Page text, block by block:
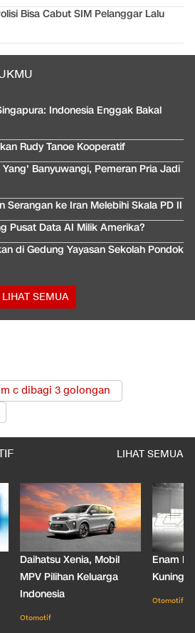
Bisa Cabut SIM Pelanggar Lalu
Indonesia Enggak Bakal
Rudy Tanoe Kooperatif
Banyuwangi, Pemeran Pria Jadi
Serangan ke Iran Melebihi Skala PD II
Pusat Data AI Milik Amerika?
di Gedung Yayasan Sekolah Pondok
LIHAT SEMUA
c dibagi 3 golongan
LIHAT SEMUA
Daihatsu Xenia, Mobil
MPV Pilihan Keluarga
Indonesia
Otomotif
Enam
Kuning
Otomotif